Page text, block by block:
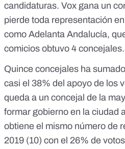
candidaturas. Vox gana un
pierde toda representación
como Adelanta Andalucía,
comicios obtuvo 4 concejales.
Quince concejales ha
casi el 38% del apoyo de los
queda a un concejal de la
formar gobierno en la ciudad
obtiene el mismo número de
2019 (10) con el 26% de